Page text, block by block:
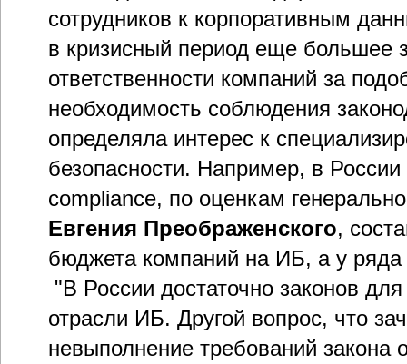
сотрудников к корпоративным
в кризисный период еще большее
ответственности компаний за
необходимость соблюдения
определяла интерес к
безопасности. Например, в
compliance, по оценкам
Евгения Преображенского,
бюджета компаний на ИБ, а у ряда
"В России достаточно законов
отрасли ИБ. Другой вопрос, что
невыполнение требований закона